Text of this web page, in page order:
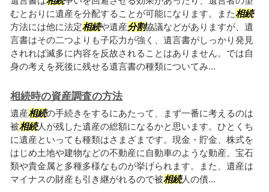
むとおりに遺産を分配することが可能になります。また相続
方法には他に法定相続や遺産分割協議などがありますが、遺
言書はその二つよりも子応力が強く、遺言書がしっかり発見
されれば滅多に内容を反故されることはありません。では自
身の考えを死後に残せる遺言書の種類についてみ...
相続時の資産調査の方法
遺産相続の手続きをするにあたって、まず一番に考えるのは
被相続人が残した遺産の総額になるかと思います。ひとくち
に遺産といっても種類はさまざまです。現金・貯金、株式を
はじめ土地や建物などの不動産に自動車のような動産、宝石
類や貴金属と多種多様なものが挙げられます。また、遺産は
マイナスの財産も引き継がれるので被相続人の債...